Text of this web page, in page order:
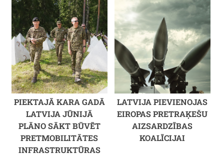
PIEKTAJĀ KARA GADĀ
LATVIJA JŪNIJĀ
PLĀNO SĀKT BŪVĒT
PRETMOBILITĀTES
INFRASTRUKTŪRAS
LATVIJA PIEVIENOJAS
EIROPAS PRETRAĶEŠU
AIZSARDZĪBAS
KOALĪCIJAI